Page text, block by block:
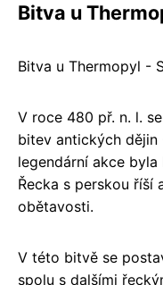
Bitva u
Bitva u Thermopyl -
V roce 480 př. n. l.
bitev antických dějin
legendární akce
Řecka s perskou říší
obětavosti.
V této bitvě se
spolu s dalšími